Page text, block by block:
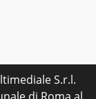
S.r.l.